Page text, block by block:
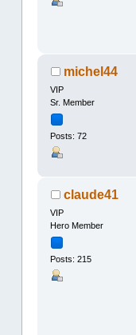
michel44
VIP
Sr. Member
Posts: 72
claude41
VIP
Hero Member
Posts: 215